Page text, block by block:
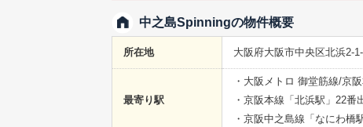
中之島Spinningの物件概要
所在地 大阪府大阪市中央区北浜2-
最寄り駅
・大阪メトロ 御堂筋線/京
・京阪本線「北浜駅」22番
・京阪中之島線「なにわ橋